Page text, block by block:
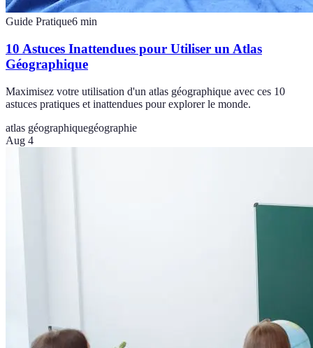
Guide Pratique6 min
10 Astuces Inattendues pour Utiliser un Atlas
Géographique
Maximisez votre utilisation d'un atlas géographique avec ces 10
astuces pratiques et inattendues pour explorer le monde.
atlas géographiquegéographie
Aug 4